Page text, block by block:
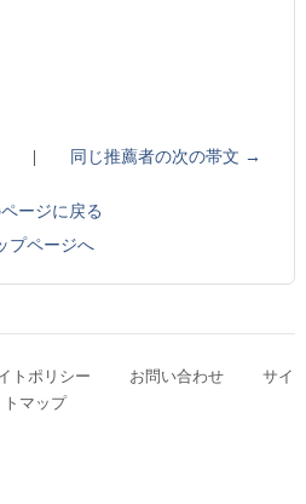
同じ推薦者の次の帯文 →
ージに戻る
プページへ
トポリシー お問い合わせ
サイ
トマップ